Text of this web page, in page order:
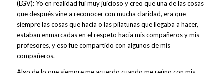
(LGV): Yo en realidad fui muy juicioso y creo que una de las cosas
que después vine a reconocer con mucha claridad, era que
siempre las cosas que hacia o las pilatunas que llegaba a hacer,
estaban enmarcadas en el respeto hacia mis compañeros y mis
profesores, y eso fue compartido con algunos de mis
compañeros.